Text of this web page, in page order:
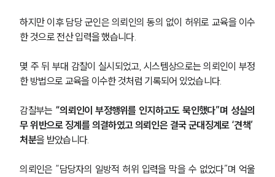
하지만 이후 담당 군인은 의뢰인의 동의 없이 허위로 교육을 이수
한 것으로 전산 입력을 했습니다.
몇 주 뒤 부대 감찰이 실시되었고, 시스템상으로는 의뢰인이 부정
한 방법으로 교육을 이수한 것처럼 기록되어 있었습니다.
감찰부는 “의뢰인이 부정행위를 인지하고도 묵인했다”며 성실의
무 위반으로 징계를 의결하였고 의뢰인은 결국 군대징계로 ‘견책’
처분을 받았습니다.
의뢰인은 “담당자의 일방적 허위 입력을 막을 수 없었다”며 억울